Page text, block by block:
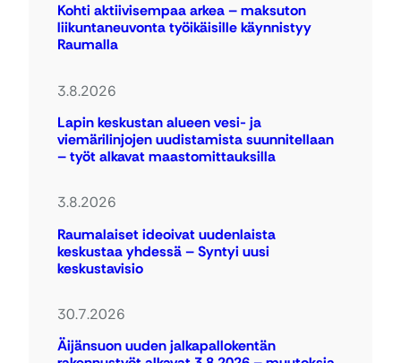
Kohti aktiivisempaa arkea – maksuton
liikuntaneuvonta työikäisille käynnistyy
Raumalla
3.8.2026
Lapin keskustan alueen vesi- ja
viemärilinjojen uudistamista suunnitellaan
– työt alkavat maastomittauksilla
3.8.2026
Raumalaiset ideoivat uudenlaista
keskustaa yhdessä – Syntyi uusi
keskustavisio
30.7.2026
Äijänsuon uuden jalkapallokentän